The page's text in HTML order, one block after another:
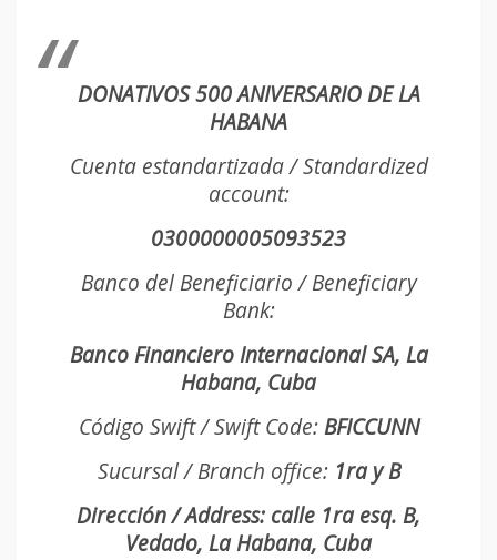
DONATIVOS 500 ANIVERSARIO DE LA
HABANA
Cuenta estandartizada / Standardized
account:
0300000005093523
Banco del Beneficiario / Beneficiary
Bank:
Banco Financiero Internacional SA, La
Habana, Cuba
Código Swift / Swift Code:BFICCUNN
Sucursal / Branch office: 1ra y B
Dirección / Address: calle 1ra esq. B,
Vedado, La Habana, Cuba